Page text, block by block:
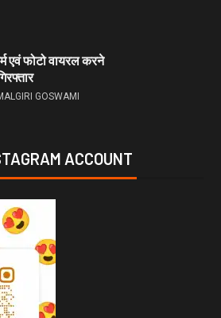
एवं फोटो वायरल करने
GOSWAMI
ACCOUNT